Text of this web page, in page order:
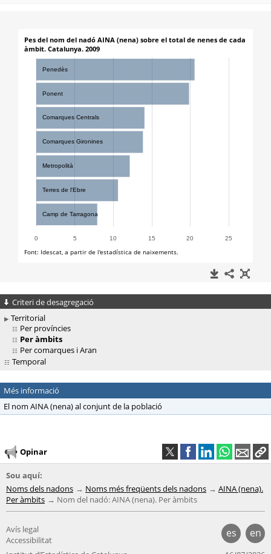
Criteri de desagregació
Territorial
Per províncies
Per àmbits
Per comarques i Aran
Temporal
Més informació
El nom AINA (nena) al conjunt de la població
Opinar
Sou aquí:
Noms dels nadons
Noms més freqüents dels nadons
AINA (nena).
Per àmbits
Nom del nadó: AINA (nena). Per àmbits
es en
Avís legal
Accessibilitat